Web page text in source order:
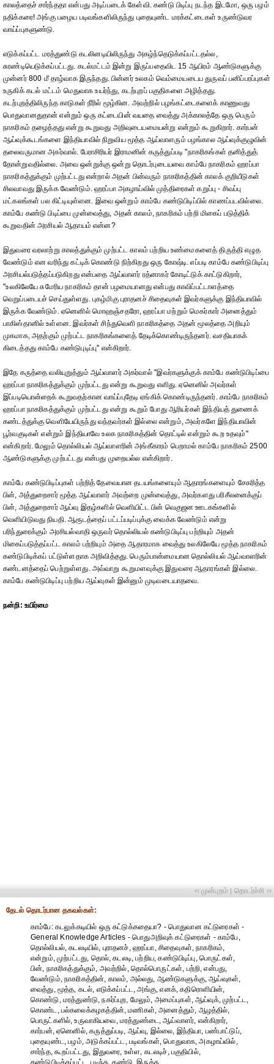
காலத்தைச் சார்ந்ததா என்பது அடிப்படைக் கேள்வி. கண்டு பிடிப்பு நடந்த இடமோ, ஒரு பழம்
நதிக்கரை! அங்கு பழைய படிவங்களிலிருந்து புதையுண்ட மரக்கட்டைகள் உருண்டுவர
வாய்ப்புகளுண்டு.
எடுக்கப்பட்ட மரத்துண்டு கடலினடியிலிருந்து அகழ்ந்தெடுக்கப்பட்டதல்ல,
சுரண்டியெடுக்கப்பட்டது. கடல்மட்டம் இன்று இருப்பதைவிட 15 ஆயிரம் ஆண்டுகளுக்கு
முன்னர் 800 மீ தாழ்வாக இருந்தது. பின்னர் உலகம் வெம்மையடைய துருவப் பனிப்பரப்புகள்
உருகிக் கடல் மட்டம் மெதுவாக உயர்ந்து, கடற்புறப் பகுதிகளை அழித்தது.
கடற்புறத்திலிருந்த காடுகள் நீரில் மூழ்கின. அவற்றில் பழங்கட்டைகளைக் காணுவது
பொதுவானதுதான் என்றும் ஒரு கட்டையின் வயதை வைத்து அக்காலத்தே ஒரு பெரும்
நாகரிகம் தழைத்தது என்று கூறுவது அறிவுடையமையன்று என்றும் கூறுகிறார். கார்பன்
ஆய்வுக்கூடங்களை இந்தியாவில் நிறுவிய மூத்த ஆய்வாளரும் பழங்கால ஆய்வுக்குழுவின்
தலைவருமான அகர்வால். பேராசிரியர் இராமனின் கருத்துப்படி ''நாகரிகங்கள் தனித்துத்
தோன்றுவதில்லை. அவை ஒன்றுக்கு ஒன்று தொடர்புடையவை காம்பே நாகரிகம் ஹரப்பா
நாகரிகத்துக்கும் முற்பட்டது என்றால் அதன் பின்வரும் நாகரிகத்தின் காலக் குறியீடுகள்
சிலவாவது இருக்க வேண்டும். ஹரப்பா அகழாய்வில் முத்திரைகள் கறுப்பு - சிவப்பு
மட்கலங்கள் பல கிட்டியுள்ளன. இவை ஒன்றும் காம்பே கண்டுபிடிப்பில் காணப்படவில்லை.
காம்பே கண்டு பிடிப்பை முன்வைத்து, அதன் காலம், நாகரிகம் பற்றி மிகைப் படுத்திக்
கூறுவதின் அரசியல் ஆதாயம் என்ன?
இதுவரை வரலாற்று காலத்துக்கும் முற்பட்ட காலம் பற்றிய உண்மைகளைத் திருத்தி எழுத
வேண்டும் என வரிந்து கட்டிக் கொண்டு நிற்கிறது ஒரு கோஷ்டி. எப்படி காம்பே கண்டுபிடிப்பு
அரசியல்படுத்தப்படுகிறது என்பதை ஆய்வாளர் ரத்னாகர் கோடிட்டுக் காட்டுகிறார்,
''உலகிலேயே சுமேரிய நாகரிகம் தான் பழமையானது என்பது காவிப்பட்டாளத்தை
வெறுப்படையச் செய்துள்ளது. புகழ்மிகு புராதனச் சிதைவுகள் இவர்களுக்கு இந்தியாவில்
இருக்க வேண்டும். ஏனெனில் மொஹஞ்சதரோ, ஹரப்பா மற்றும் மெகர்கார் அனைத்தும்
பாகிஸ்தானில் உள்ளன. இவர்கள் சிந்துவெளி நாகரிகத்தை அதன் மூலத்தை அறியும்
முகமாக, அதற்கும் முற்பட்ட நாகரிகங்களைத் தேடிக்கொண்டிருந்தனர். வசதியாகக்
கிடைத்தது காம்பே கண்டுபுடிப்பு'' என்கிறார்.
இதே கருத்தை வலியுறுத்தும் ஆய்வாளர் அகர்வால் ''இவர்களுக்குக் காம்பே கண்டுபிடிப்பை
ஹரப்பா நாகரிகத்துக்கும் முற்பட்டது என்று கூறுவது எளிது. ஏனெனில் அவர்கள்
இப்படியொன்றைக் கூறுவதற்கான வாய்ப்புதேடி ஏங்கிக் கொண்டிருந்தனர். காம்பே நாகரிகம்
ஹரப்பா நாகரிகத்துக்கும் முற்பட்டது என்று கூறும் போது ஆரியர்கள் இந்தியத் துணைக்
கண்டத்துக்கு வெளியேயிருந்து வந்தவர்கள் இல்லை என்றும், அவர்களே இந்தியாவின்
பூர்வகுடிகள் என்றும் இந்தியாவே உலக நாகரிகத்தின் தொட்டில் என்றும் கூற உதவும்''
என்கிறார். மேலும் தொல்லியல் ஆய்வாளரின் அங்கீகாரம் பெறாமல் காம்பே நாகரிகம் 2500
ஆண்டுகளுக்கு முற்பட்டது என்பது முறையல்ல என்கிறார்.
காம்பே கண்டுபிடிப்புகள் பற்றித் தேவையான தடயங்களையும் ஆதாரங்களையும் சேகரித்த
பின், அத்துறைசார் மூத்த ஆய்வாளர் அவற்றை முன்வைத்து, அவர்களது பரிசீலனைக்குப்
பின், அத்துறைசார் ஆய்வு இதழ்களில் வெளியிட்ட பின் வெகுஜன ஊடகங்களில்
வெளியிடுவது நியதி. ஆரூடத்தைப் பட்டப்படிப்புக்கு வைக்க வேண்டும் என்று
பரிந்துரைக்கும் அரசியல்வாதி ஒருவர் தொல்லியல் கண்டுபிடிப்பு பற்றியும் அதன்
மிகைப்படுத்தப்பட்ட காலம் பற்றியும் அதை ஆதாரமாக வைத்து உலகிலேயே மூத்த நாகரிகம்
கண்டுபிடிக்கப் பட்டுள்ளதாக அறிவித்தது. பெரும்பான்மையான தொல்லியல் ஆய்வாளரின்
கண்டனத்தைப் பெற்றுள்ளது. அவ்வாறு கூறுமளவுக்கு இதுவரை ஆதாரங்கள் இல்லை.
காம்பே கண்டுபிடிப்பு பற்றிய ஆய்வுகள் இன்னும் முடிவடையாதவை.
நன்றி: உயிர்மை
‹‹ முன்புறம் | தொடர்ச்சி ››
தேட‌ல் தொட‌ர்பான தகவ‌ல்க‌ள்:
காம்பே: கடலுக்கடியில் ஒரு கட்டுக்கதையா? - பொதுவான கட்டுரைகள் -
General Knowledge Articles - பொதுஅறிவுக் கட்டுரைகள் - காம்பே,
தொல்லியல், கடலடியில், புராதனச், ஹரப்பா, சிதைவுகள், நாகரிகம்,
என்றும், முற்பட்டது, தொல், கடலடி, பற்றிய, கண்டுபிடிப்பு, பொருட்கள்,
பின், நாகரிகத்துக்கும், அவற்றில், தொல்பொருட்கள், பற்றி, என்பது,
வேண்டும், நாகரிகத்தின், காலம், அல்லது, ஆண்டுகளுக்கு, ஆய்வுகள்,
வைத்து, மூத்த, கடல், எடுக்கப்பட்ட, அங்கு, எனக், கதிரொளியின்,
கொண்டு, மரத்துண்டு, நகர்ப்புற, மேலும், அமைப்புகள், ஆய்வுக், முற்பட்ட,
கொண்ட, பல்கலைக்கழகத்தின், மணிகள், அனைத்தும், ஆழத்தில்,
பொருட்களில், உருவாகியவை, மரத்துண்டை, ஆய்வாளர், என்கிறார்,
கார்பன், ஏனெனில், கருத்துப்படி, ஆய்வு, இல்லை, இந்தியா, பண்பாட்டுப்,
புதையுண்ட, பழம், அடுக்கப்பட்ட, படிவங்கள், பொதுவாக, அகழாய்வில்,
சார்ந்த, கூறப்பட்டது, இதுவரை, உள்ள, கடலடிச், பகுதியில்,
கண்டுபிடிக்கப்பட்ட, படிந்த, கண்டு, இருக்க